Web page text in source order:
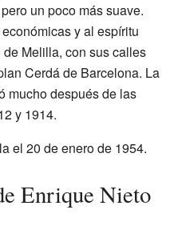
un poco más suave.
y al espíritu
Melilla, con sus calles
Cerdá de Barcelona. La
mucho después de las
y 1914.
el 20 de enero de 1954.
Enrique Nieto